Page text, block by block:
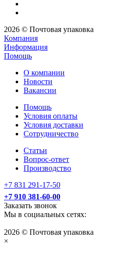
2026 © Почтовая упаковка
Компания
Информация
Помощь
О компании
Новости
Вакансии
Помощь
Условия оплаты
Условия доставки
Сотрудничество
Статьи
Вопрос-ответ
Производство
+7 831 291-17-50
+7 910 381-60-00
Заказать звонок
Мы в социальных сетях:
2026 © Почтовая упаковка
×